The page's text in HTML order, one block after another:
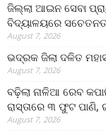
ଜିଲ୍ଲା ଆଇନ ସେବା
ବିଦ୍ୟାଳୟରେ
August 7, 2026
ଭଦ୍ରକ ଜିଲା ଦଳିତ
August 7, 2026
ବଢ଼ିଲା ନାଳିଆ ରେବ
ରାସ୍ତାରେ ୩ ଫୁଟ ପାଣି,
August 7, 2026